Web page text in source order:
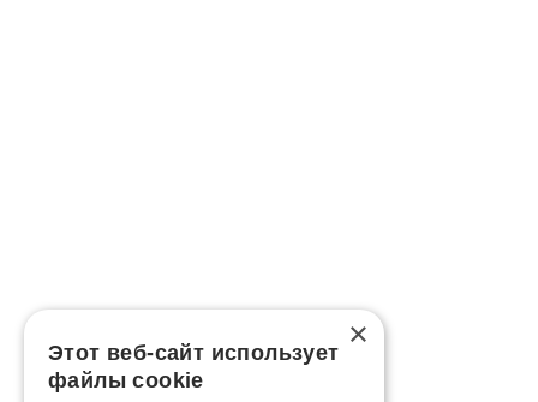
×
Этот веб-сайт использует
файлы cookie